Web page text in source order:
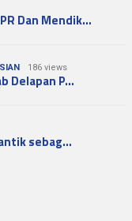
Dan Mendik…
186 views
Delapan P…
sebag…